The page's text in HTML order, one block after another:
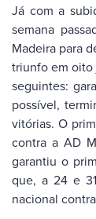
Já com a
semana
Madeira para
triunfo em oito
seguintes:
possível,
vitórias. O
contra a AD
garantiu o
que, a 24 e
nacional